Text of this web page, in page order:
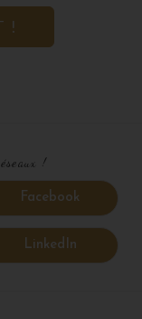
!
!
Facebook
LinkedIn